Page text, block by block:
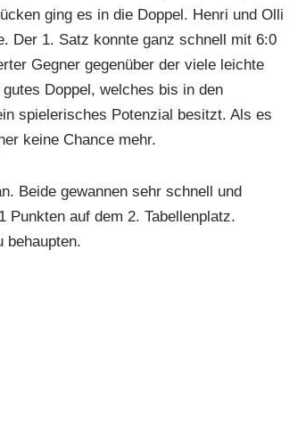
ging es in die Doppel. Henri und Olli
Der 1. Satz konnte ganz schnell mit 6:0
Gegner gegenüber der viele leichte
Doppel, welches bis in den
spielerisches Potenzial besitzt. Als es
keine Chance mehr.
Beide gewannen sehr schnell und
auf dem 2. Tabellenplatz.
behaupten.